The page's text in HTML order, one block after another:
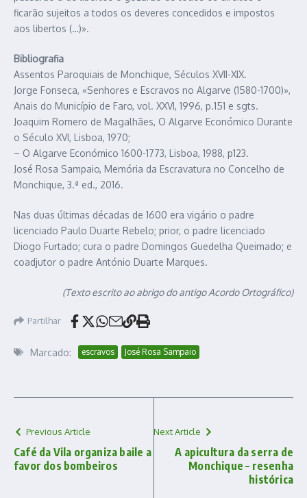
ficarão sujeitos a todos os deveres concedidos e impostos
aos libertos (…)».
Bibliografia
Assentos Paroquiais de Monchique, Séculos XVII-XIX.
Jorge Fonseca, «Senhores e Escravos no Algarve (1580-1700)»,
Anais do Município de Faro, vol. XXVI, 1996, p.151 e sgts.
Joaquim Romero de Magalhães, O Algarve Económico Durante
o Século XVI, Lisboa, 1970;
– O Algarve Económico 1600-1773, Lisboa, 1988, p123.
José Rosa Sampaio, Memória da Escravatura no Concelho de
Monchique, 3.ª ed., 2016.
Nas duas últimas décadas de 1600 era vigário o padre
licenciado Paulo Duarte Rebelo; prior, o padre licenciado
Diogo Furtado; cura o padre Domingos Guedelha Queimado; e
coadjutor o padre António Duarte Marques.
(Texto escrito ao abrigo do antigo Acordo Ortográfico)
Partilhar
Marcado: escravos José Rosa Sampaio
Previous Article
Café da Vila organiza baile a
favor dos bombeiros
Next Article
A apicultura da serra de
Monchique – resenha
histórica